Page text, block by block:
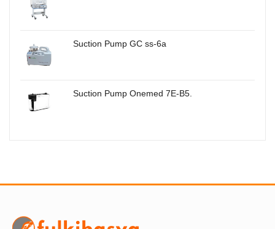
Suction Pump GC ss-6a
Suction Pump Onemed 7E-B5.